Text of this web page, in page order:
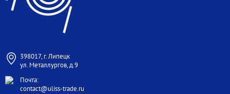
398017, г. Липецк
ул. Металлургов, д.9
Почта:
contact@uliss-trade.ru